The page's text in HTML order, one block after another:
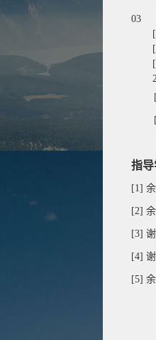
03
指导
[1]
[2]
[3]
[4]
[5]